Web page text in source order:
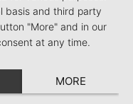
basis and third party
"More" and in our
at any time.
MORE